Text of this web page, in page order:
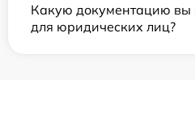
Какую документацию вы
для юридических лиц?